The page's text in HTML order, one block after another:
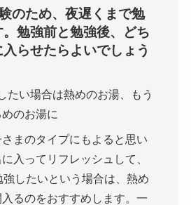
のため、夜遅くまで勉
勉強前と勉強後、どち
らせたらよいでしょう
たい場合は熱めのお湯、もう
のお湯に
まのタイプにもよると思い
入ってリフレッシュして、
強したいという場合は、熱め
るのをおすすめします。一